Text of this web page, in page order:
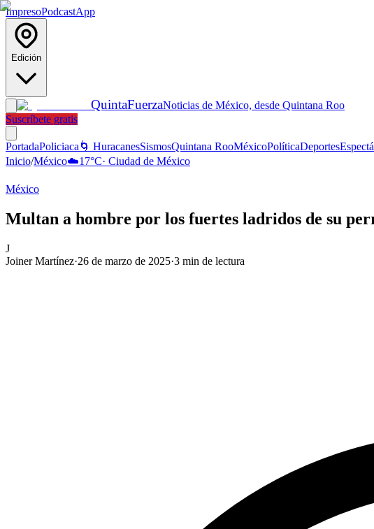
ImpresoPodcastApp
Edición
QuintaFuerzaNoticias de México, desde Quintana Roo
Suscríbete gratis
PortadaPoliciaca 🌀 HuracanesSismosQuintana RooMéxicoPolíticaDeportes
Inicio/México☁️17°C· Ciudad de México
México
Multan a hombre por los fuertes ladridos de su
J
Joiner Martínez·26 de marzo de 2025·3 min de lectura